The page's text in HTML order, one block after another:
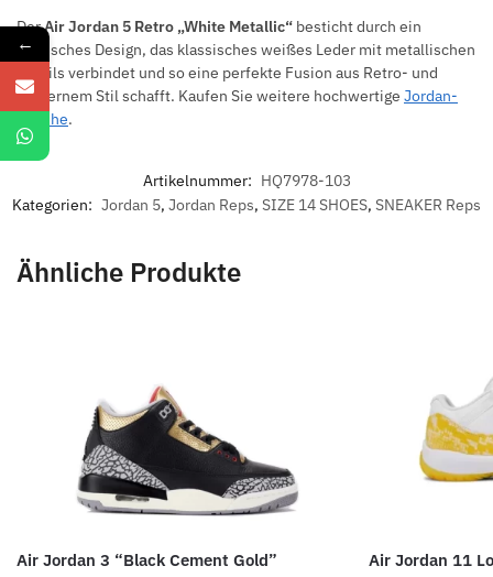
DerAir Jordan 5 Retro „White Metallic“ besticht durch ein
ikonisches Design, das klassisches weißes Leder mit metallischen
Details verbindet und so eine perfekte Fusion aus Retro- und
modernem Stil schafft. Kaufen Sie weitere hochwertige Jordan-
Schuhe.
Artikelnummer: HQ7978-103
Kategorien: Jordan 5, Jordan Reps, SIZE 14 SHOES, SNEAKER Reps
Ähnliche Produkte
Air Jordan 3 “Black Cement Gold” Air Jordan 11
←